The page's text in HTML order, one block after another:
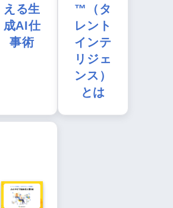
える生
成AI仕
事術
™（タ
レント
インテ
リジェ
ンス）
とは